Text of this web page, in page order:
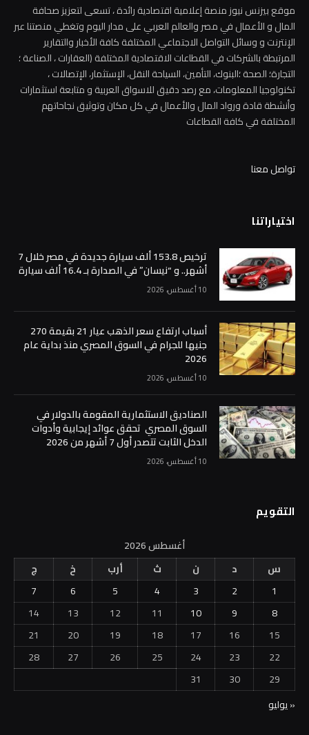
موقع بيزنس نيوز منصة إعلامية اقتصادية رائدة ، تسعى لتعزيز صحافة
المال و الأعمال في مصر والعالم العربي على مدار اليوم وتغطي منصتنا عبر
الإنترنت و وسائل التواصل الاجتماعي المختلفة كافة الأخبار والتقارير
المرتبطة بالشركات في القطاعات الاقتصادية المختلفة (العقارات ، الصناعة ؛
التجارة؛ الصحة ؛البنوك، التأمين، السياحة النقل، الإستثمار، الإتصالات ،
تكنولوجيا المعلومات، مع رصد دقيق للاسواق العربية و متابعة استثمارات
وأنشطة قادة ورواد المال والأعمال في كل مكان وتوثيق نجاحاتهم
المختلفة في كافة القطاعات
تواصل معنا
اختياراتنا
ترخيص 153.8 ألف سيارة جديدة في مصر خلال 7
أشهر.. و “نيسان” في الصدارة بـ 16.4 ألف سيارة
10 أغسطس، 2026
أسباب ارتفاع سعر الذهب عيار 21 بقيمة 270
جنيها للجرام في السوق المصري منذ بداية عام
2026
10 أغسطس، 2026
الصناديق الاستثمارية المقومة بالدولار في
السوق المصري تحقق عوائد إيجابية وأدوات
الدخل الثابت تتصدر أول 7 أشهر من 2026
10 أغسطس، 2026
التقويم
أغسطس 2026
س
د ن ث أرب خ
ج
1
2
3
4
5
6
7
8
9
10
11
12
13
14
15
16
17
18
19
20
21
22
23
24
25
26
27
28
29
30
31
« يوليو